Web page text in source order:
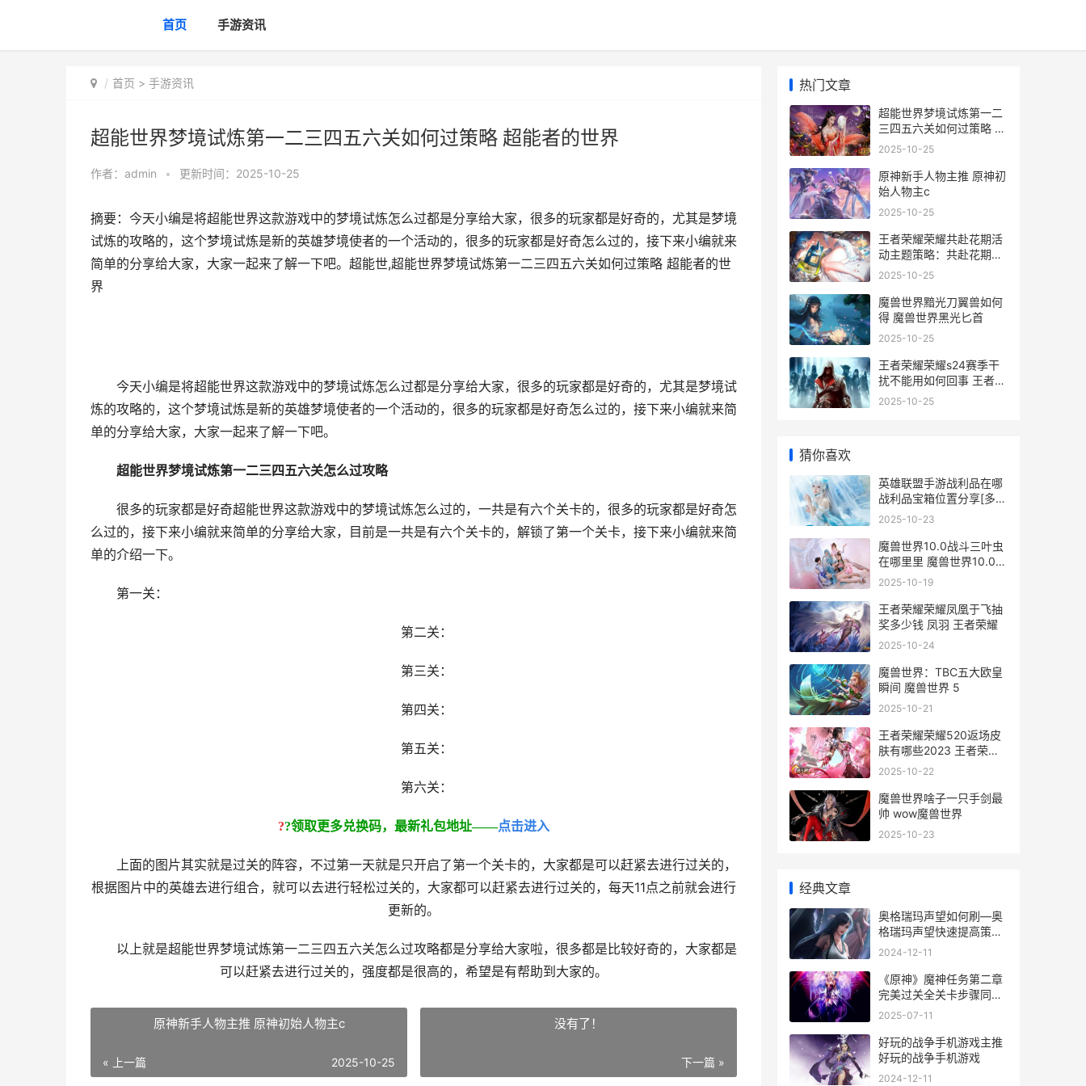
首页 手游资讯
首页 > 手游资讯
超能世界梦境试炼第一二三四五六关如何过策略 超能者的世界
作者： admin • 更新时间：2025-10-25
摘要：今天小编是将超能世界这款游戏中的梦境试炼怎么过都是分享给大家，很多的玩家都是好奇的，尤其是梦境
试炼的攻略的，这个梦境试炼是新的英雄梦境使者的一个活动的，很多的玩家都是好奇怎么过的，接下来小编就来
简单的分享给大家，大家一起来了解一下吧。超能世,超能世界梦境试炼第一二三四五六关如何过策略 超能者的世
界
今天小编是将超能世界这款游戏中的梦境试炼怎么过都是分享给大家，很多的玩家都是好奇的，尤其是梦境试
炼的攻略的，这个梦境试炼是新的英雄梦境使者的一个活动的，很多的玩家都是好奇怎么过的，接下来小编就来简
单的分享给大家，大家一起来了解一下吧。
超能世界梦境试炼第一二三四五六关怎么过攻略
很多的玩家都是好奇超能世界这款游戏中的梦境试炼怎么过的，一共是有六个关卡的，很多的玩家都是好奇怎
么过的，接下来小编就来简单的分享给大家，目前是一共是有六个关卡的，解锁了第一个关卡，接下来小编就来简
单的介绍一下。
第一关：
第二关：
第三关：
第四关：
第五关：
第六关：
??领取更多兑换码，最新礼包地址——点击进入
上面的图片其实就是过关的阵容，不过第一天就是只开启了第一个关卡的，大家都是可以赶紧去进行过关的，
根据图片中的英雄去进行组合，就可以去进行轻松过关的，大家都可以赶紧去进行过关的，每天11点之前就会进行
更新的。
以上就是超能世界梦境试炼第一二三四五六关怎么过攻略都是分享给大家啦，很多都是比较好奇的，大家都是
可以赶紧去进行过关的，强度都是很高的，希望是有帮助到大家的。
原神新手人物主推 原神初始人物主c
« 上一篇 2025-10-25
没有了！
下一篇 »
热门文章
超能世界梦境试炼第一二
三四五六关如何过策略 超
能者的世界
2025-10-25
原神新手人物主推 原神初
始人物主c
2025-10-25
王者荣耀荣耀共赴花期活
动主题策略：共赴花期活
动主题入口奖励概括[多
思
2025-10-25
魔兽世界黯光刀翼兽如何
得 魔兽世界黑光匕首
2025-10-25
王者荣耀荣耀s24赛季干
扰不能用如何回事 王者荣
耀荣耀战区怎么修改别的
2025-10-25
猜你喜欢
英雄联盟手游战利品在哪
战利品宝箱位置分享[多
图]
2025-10-23
魔兽世界10.0战斗三叶虫
在哪里里 魔兽世界10.0战
士饰品
2025-10-19
王者荣耀荣耀凤凰于飞抽
奖多少钱 凤羽 王者荣耀
2025-10-24
魔兽世界：TBC五大欧皇
瞬间 魔兽世界 5
2025-10-21
王者荣耀荣耀520返场皮
肤有哪些2023 王者荣耀
荣耀之章
2025-10-22
魔兽世界啥子一只手剑最
帅 wow魔兽世界
2025-10-23
经典文章
奥格瑞玛声望如何刷—奥
格瑞玛声望快速提高策略
魔兽世界9.0奥格瑞玛声
2024-12-11
《原神》魔神任务第二章
完美过关全关卡步骤同享
原神魔神任务全部
2025-07-11
好玩的战争手机游戏主推
好玩的战争手机游戏
2024-12-11